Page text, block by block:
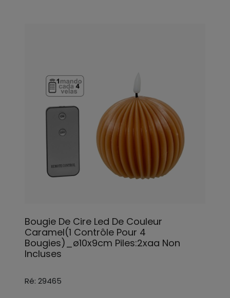
Bougie De Cire Led De Couleur
Caramel(1 Contrôle Pour 4
Bougies)_ø10x9cm Piles:2xaa Non
Incluses
Ré: 29465